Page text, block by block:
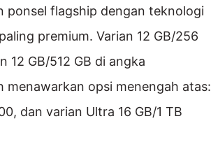
ponsel flagship dengan teknologi
premium. Varian 12 GB/256
12 GB/512 GB di angka
menawarkan opsi menengah atas:
dan varian Ultra 16 GB/1 TB